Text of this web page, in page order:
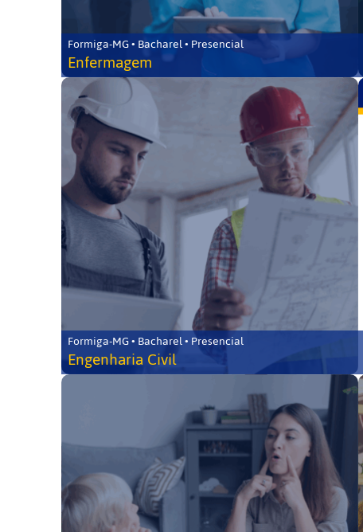
Formiga-MG • Bacharel • Presencial
Enfermagem
Formiga-MG • Bacharel • Presencial
Engenharia Civil